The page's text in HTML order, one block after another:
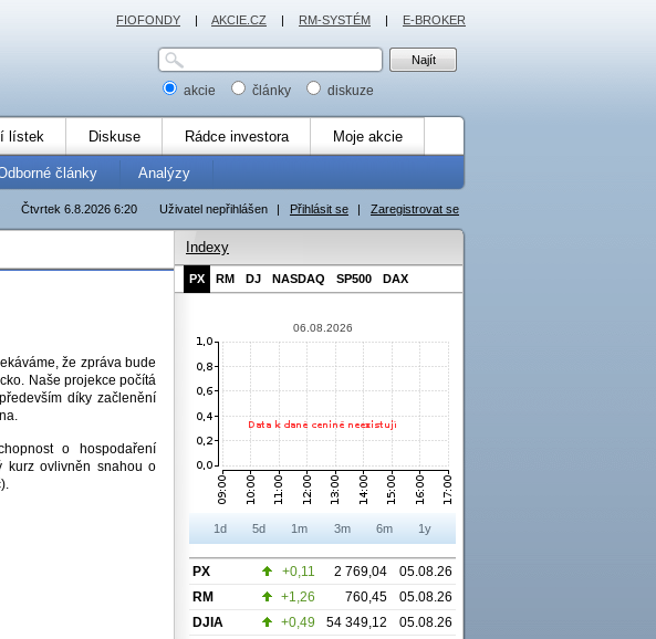
akcie články diskuze
lístek Diskuse Rádce investora Moje akcie
články Analýzy
Uživatel nepřihlášen | Přihlásit se | Zaregistrovat se
Čtvrtek 6.8.2026 6:20
že zpráva bude
Naše projekce počítá
díky začlenění
o hospodaření
kurz ovlivněn snahou o
Indexy
PX RM DJ NASDAQ SP500 DAX
06.08.2026
1d 5d 1m 3m 6m 1y
PX +0,11 2 769,04
05.08.26
RM
+1,26 760,45
05.08.26
DJIA
+0,49 54 349,12
05.08.26
FIOFONDY | AKCIE.CZ | RM-SYSTÉM | E-BROKER